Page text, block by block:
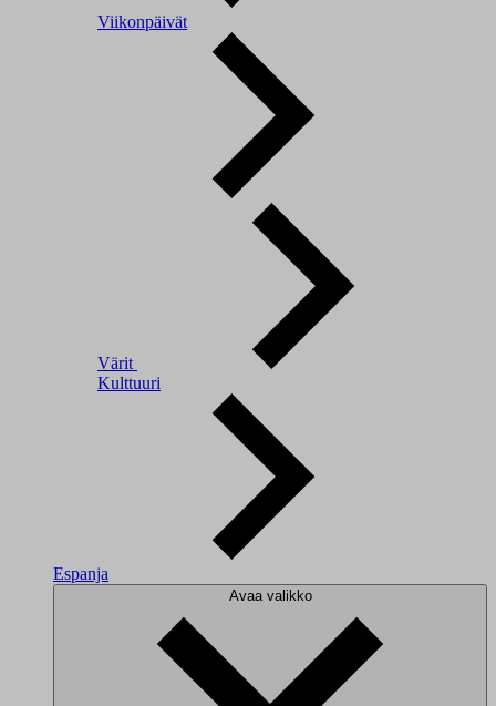
Viikonpäivät
Värit
Kulttuuri
Espanja
Avaa valikko